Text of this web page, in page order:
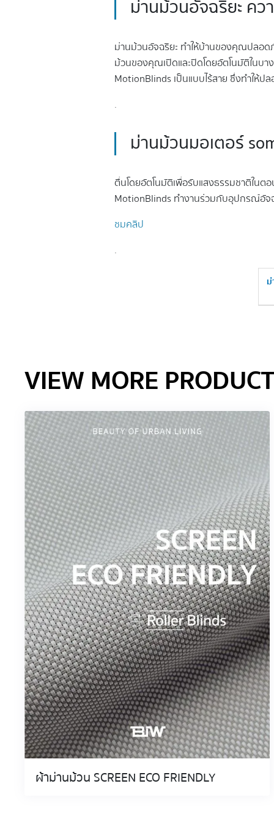
ม่านม้วนอัจฉริยะ ค
ม่านม้วนอัจฉริยะ ทำให้บ้านของคุณปลอ
ม้วนของคุณเปิดและปิดโดยอัตโนมัติในบ
MotionBlinds เป็นแบบไร้สาย ซึ่งทำให้ป
.
ม่านม้วนมอเตอร์
ตื่นโดยอัตโนมัติเพื่อรับแสงธรรมชาติในต
MotionBlinds ทำงานร่วมกับอุปกรณ์อัจ
ชมคลิป
.
VIEW MORE
ผ้าม่านม้วน SCREEN ECO FRIENDLY